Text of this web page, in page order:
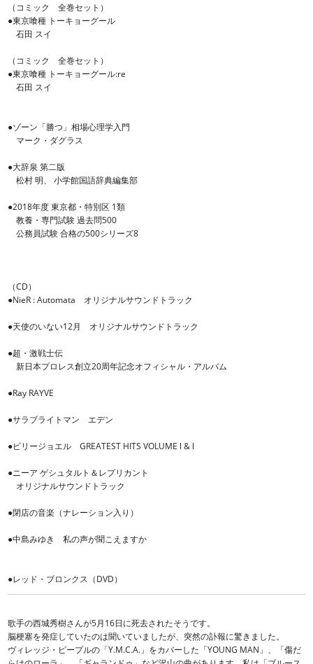
（コミック 全巻セット）
●東京喰種 トーキョーグール
石田 スイ
（コミック 全巻セット）
●東京喰種 トーキョーグール:re
石田 スイ
●ゾーン「勝つ」相場心理学入門
マーク・ダグラス
●大辞泉 第二版
松村 明、 小学館国語辞典編集部
●2018年度 東京都・特別区 1類
教養・専門試験 過去問500
公務員試験 合格の500シリーズ8
（CD）
●NieR : Automata オリジナルサウンドトラック
●天使のいない12月 オリジナルサウンドトラック
●超・激戦士伝
新日本プロレス創立20周年記念オフィシャル・アルバム
●Ray RAYVE
●サラブライトマン エデン
●ビリージョエル GREATEST HITS VOLUME l & l
●ニーア ゲシュタルト＆レプリカント
オリジナルサウンドトラック
●閉店の音楽（ナレーション入り）
●中島みゆき 私の声が聞こえますか
●レッド・ブロンクス（DVD）
歌手の西城秀樹さんが5月16日に死去されたそうです。
脳梗塞を発症していたのは聞いていましたが、突然の訃報に驚きました。
ヴィレッジ・ピープルの「Y.M.C.A.」をカバーした「YOUNG MAN」、「傷だ